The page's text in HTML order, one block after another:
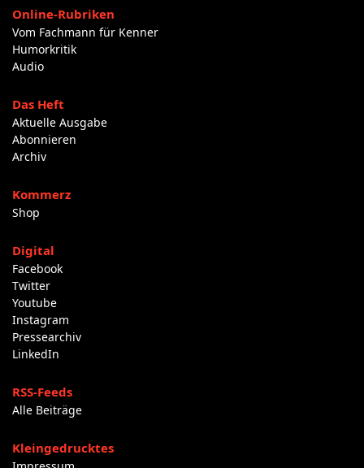
Online-Rubriken
Vom Fachmann für Kenner
Humorkritik
Audio
Das Heft
Aktuelle Ausgabe
Abonnieren
Archiv
Kommerz
Shop
Digital
Facebook
Twitter
Youtube
Instagram
Pressearchiv
LinkedIn
RSS-Feeds
Alle Beiträge
Kleingedrucktes